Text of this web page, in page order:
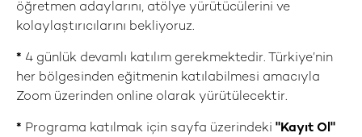
öğretmen adaylarını, atölye yürütücülerini ve
kolaylaştırıcılarını bekliyoruz.
* 4 günlük devamlı katılım gerekmektedir. Türkiye’nin
her bölgesinden eğitmenin katılabilmesi amacıyla
Zoom üzerinden online olarak yürütülecektir.
* Programa katılmak için sayfa üzerindeki "Kayıt Ol"